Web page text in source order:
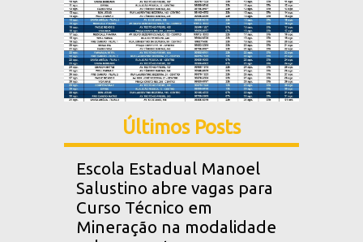
Últimos Posts
Escola Estadual Manoel
Salustino abre vagas para
Curso Técnico em
Mineração na modalidade